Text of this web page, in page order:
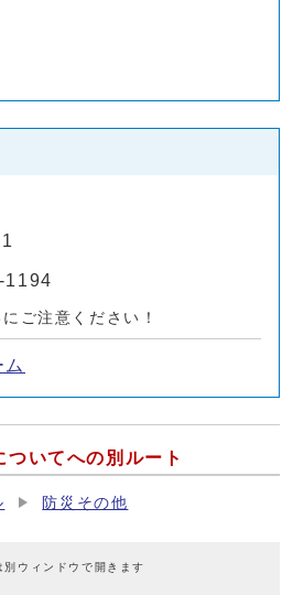
1194
ご注意ください！
いてへの別ルート
防災その他
ウィンドウで開きます